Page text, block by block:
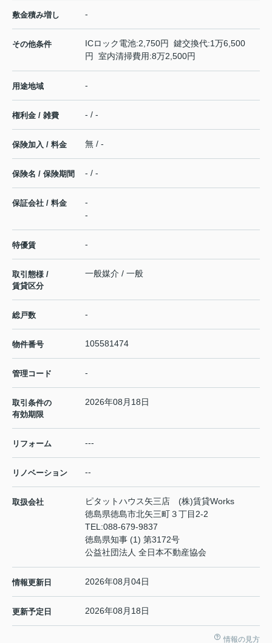
敷金積み増し -
その他条件
ICロック電池:2,750円 鍵交換代:1万6,500
円 室内清掃費用:8万2,500円
用途地域 -
権利金 / 雑費 - / -
保険加入 / 料金 無 / -
保険名 / 保険期間 - / -
保証会社 / 料金
-
-
特優賃 -
取引態様 /
賃貸区分
一般媒介 / 一般
総戸数 -
物件番号 105581474
管理コード -
取引条件の
有効期限
2026年08月18日
リフォーム ---
リノベーション --
取扱会社
ピタットハウス矢三店 (株)賃貸Works
徳島県徳島市北矢三町３丁目2-2
TEL:088-679-9837
徳島県知事 (1) 第3172号
公益社団法人 全日本不動産協会
情報更新日 2026年08月04日
更新予定日 2026年08月18日
情報の見方